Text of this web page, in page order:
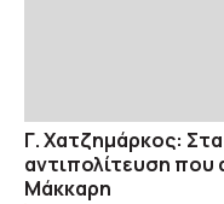
Γ. Χατζημάρκος:
αντιπολίτευση που
Μάκκαρη